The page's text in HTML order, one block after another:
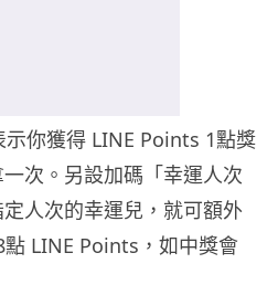
你獲得 LINE Points 1點獎
次。另設加碼「幸運人次
人次的幸運兒，就可額外
LINE Points，如中獎會